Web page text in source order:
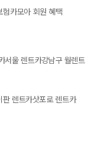
험카모아 회원 혜택
서울 렌트카강남구 월렌트
판 렌트카삿포로 렌트카